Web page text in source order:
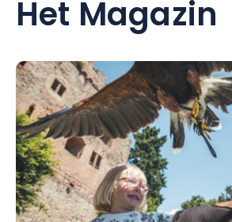
Het Magazin